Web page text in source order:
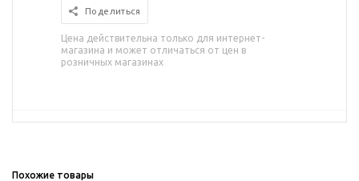
Поделиться
Цена действительна только для интернет-
магазина и может отличаться от цен в
розничных магазинах
Похожие товары